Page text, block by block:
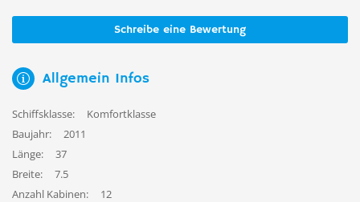
Schreibe eine Bewertung
Allgemein Infos
Schiffsklasse:
Komfortklasse
Baujahr:
2011
Länge:
37
Breite:
7.5
Anzahl Kabinen:
12